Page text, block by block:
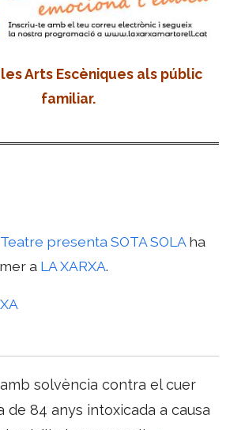
Arts Escèniques als públic
familiar.
presenta SOTA SOLA ha
a LA XARXA.
solvència contra el cuer
de 84 anys intoxicada a causa